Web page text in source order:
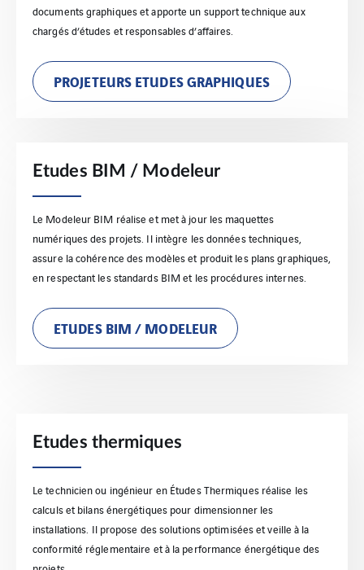
documents graphiques et apporte un support technique aux
chargés d’études et responsables d’affaires.
PROJETEURS ETUDES GRAPHIQUES
Etudes BIM / Modeleur
Le Modeleur BIM réalise et met à jour les maquettes
numériques des projets. Il intègre les données techniques,
assure la cohérence des modèles et produit les plans graphiques,
en respectant les standards BIM et les procédures internes.
ETUDES BIM / MODELEUR
Etudes thermiques
Le technicien ou ingénieur en Études Thermiques réalise les
calculs et bilans énergétiques pour dimensionner les
installations. Il propose des solutions optimisées et veille à la
conformité réglementaire et à la performance énergétique des